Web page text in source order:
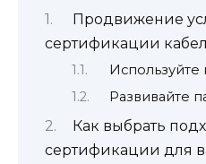
Продвижение
сертификации
Используйте
Развивайте
Как выбрать
сертификации для